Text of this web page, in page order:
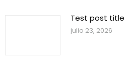
Test post title
julio 23, 2026